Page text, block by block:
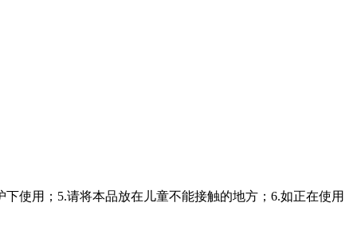
使用；5.请将本品放在儿童不能接触的地方；6.如正在使用